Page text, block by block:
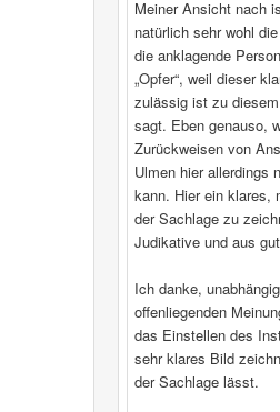
Meiner Ansicht nach
natürlich sehr wohl
die anklagende
„Opfer“, weil dieser
zulässig ist zu
sagt. Eben genauso,
Zurückweisen von
Ulmen hier allerdings
kann. Hier ein klares,
der Sachlage zu
Judikative und aus
Ich danke,
offenliegenden
das Einstellen des
sehr klares Bild
der Sachlage lässt.